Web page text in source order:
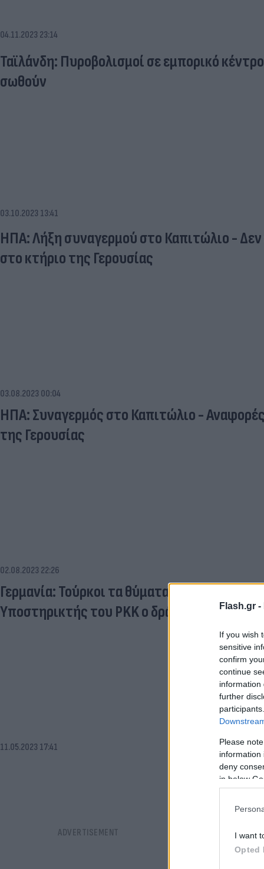
Flash.gr -
If you wish
sensitive
confirm
continue
information
further
Please
information
deny
in below
I want
Opted
04.11.2023 23:14
Ταϊλάνδη: Πυροβολισμοί σε εμπορικό
σωθούν
03.10.2023 13:41
ΗΠΑ: Λήξη συναγερμού στο Καπιτώλιο -
στο κτήριο της Γερουσίας
03.08.2023 00:04
ΗΠΑ: Συναγερμός στο Καπιτώλιο -
της Γερουσίας
02.08.2023 22:26
Γερμανία: Τούρκοι τα θύματα στο
Υποστηρικτής του PKK ο δράστης [vid]
11.05.2023 17:41